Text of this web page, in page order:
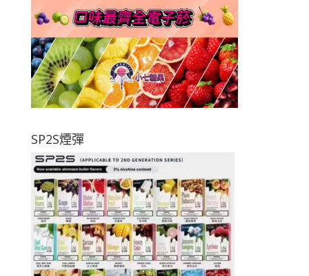
SP2S煙彈